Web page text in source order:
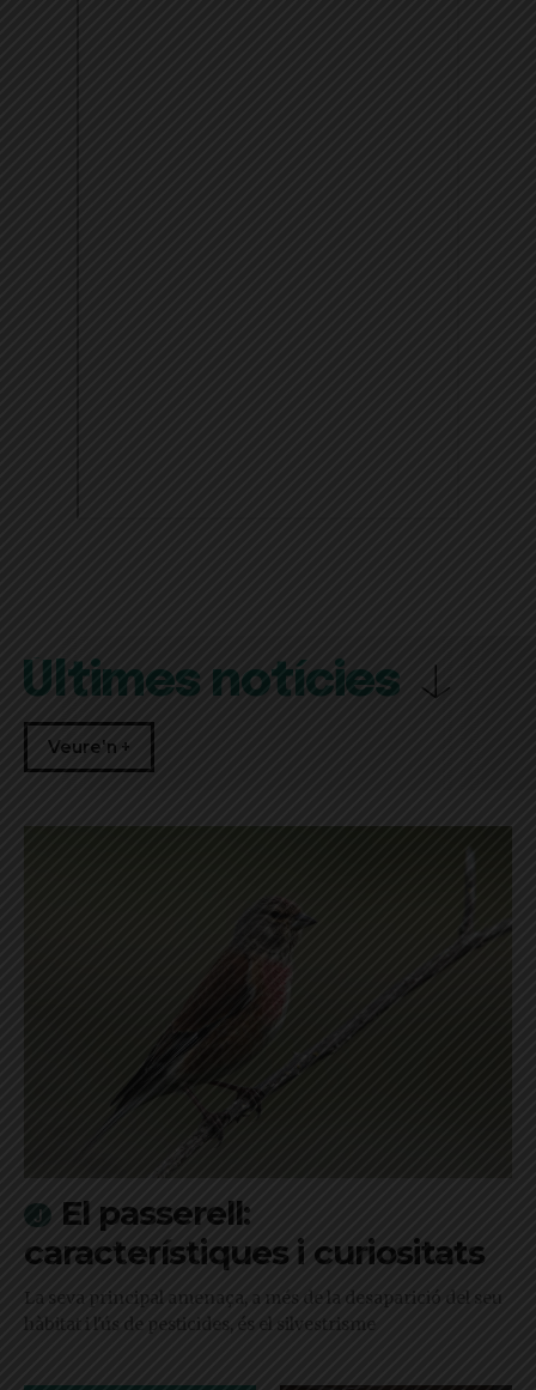
Últimes notícies
Veure'n +
El passerell:
característiques i curiositats
La seva principal amenaça, a més de la desaparició del seu
hàbitat i l'ús de pesticides, és el silvestrisme